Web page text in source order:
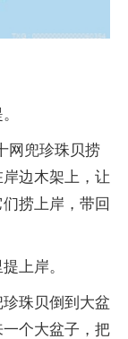
网兜珍珠贝捞
岸边木架上，让
捞上岸，带回
上岸。
珠贝倒到大盆
个大盆子，把